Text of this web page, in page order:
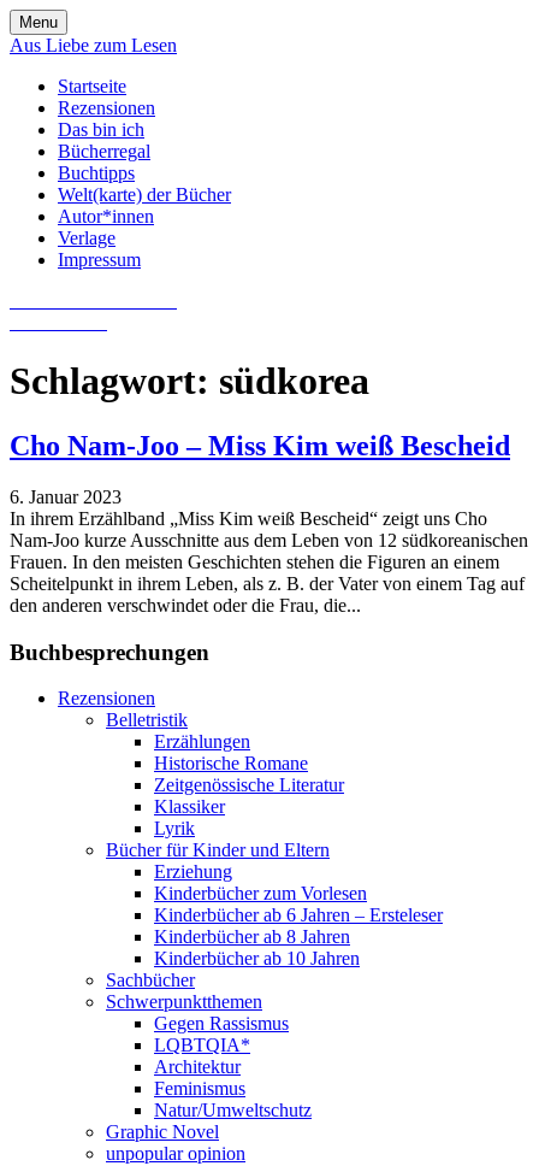
Skip
to
Menu
Aus Liebe zum Lesen
Startseite
Rezensionen
Das bin ich
Bücherregal
Buchtipps
Welt(karte) der Bücher
Autor*innen
Verlage
Impressum
Schlagwort: südkorea
Cho Nam-Joo – Miss Kim weiß Bescheid
6. Januar 2023
In ihrem Erzählband „Miss Kim weiß Bescheid“ zeigt uns Cho
Nam-Joo kurze Ausschnitte aus dem Leben von 12 südkoreanischen
Frauen. In den meisten Geschichten stehen die Figuren an einem
Scheitelpunkt in ihrem Leben, als z. B. der Vater von einem Tag auf
den anderen verschwindet oder die Frau, die...
Buchbesprechungen
Rezensionen
Belletristik
Erzählungen
Historische Romane
Zeitgenössische Literatur
Klassiker
Lyrik
Bücher für Kinder und Eltern
Erziehung
Kinderbücher zum Vorlesen
Kinderbücher ab 6 Jahren – Ersteleser
Kinderbücher ab 8 Jahren
Kinderbücher ab 10 Jahren
Sachbücher
Schwerpunktthemen
Gegen Rassismus
LQBTQIA*
Architektur
Feminismus
Natur/Umweltschutz
Graphic Novel
unpopular opinion